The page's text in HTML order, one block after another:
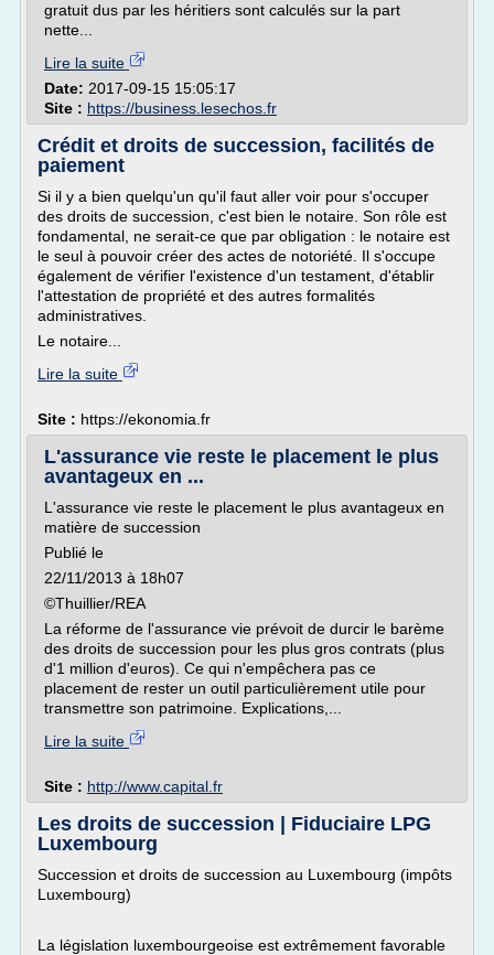
gratuit dus par les héritiers sont calculés sur la part
nette...
Lire la suite
Date: 2017-09-15 15:05:17
Site : https://business.lesechos.fr
Crédit et droits de succession, facilités de
paiement
Si il y a bien quelqu'un qu'il faut aller voir pour s'occuper
des droits de succession, c'est bien le notaire. Son rôle est
fondamental, ne serait-ce que par obligation : le notaire est
le seul à pouvoir créer des actes de notoriété. Il s'occupe
également de vérifier l'existence d'un testament, d'établir
l'attestation de propriété et des autres formalités
administratives.
Le notaire...
Lire la suite
Site : https://ekonomia.fr
L'assurance vie reste le placement le plus
avantageux en ...
L'assurance vie reste le placement le plus avantageux en
matière de succession
Publié le
22/11/2013 à 18h07
©Thuillier/REA
La réforme de l'assurance vie prévoit de durcir le barème
des droits de succession pour les plus gros contrats (plus
d'1 million d'euros). Ce qui n'empêchera pas ce
placement de rester un outil particulièrement utile pour
transmettre son patrimoine. Explications,...
Lire la suite
Site : http://www.capital.fr
Les droits de succession | Fiduciaire LPG
Luxembourg
Succession et droits de succession au Luxembourg (impôts
Luxembourg)
La législation luxembourgeoise est extrêmement favorable